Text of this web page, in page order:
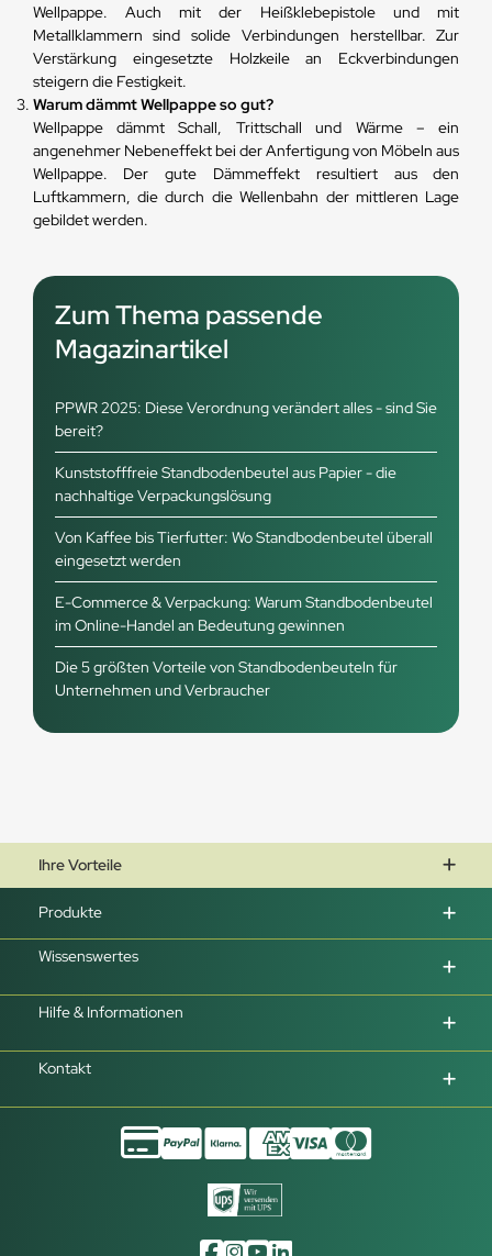
Wellpappe. Auch mit der Heißklebepistole und mit
Metallklammern sind solide Verbindungen herstellbar. Zur
Verstärkung eingesetzte Holzkeile an Eckverbindungen
steigern die Festigkeit.
Warum dämmt Wellpappe so gut?
Wellpappe dämmt Schall, Trittschall und Wärme – ein
angenehmer Nebeneffekt bei der Anfertigung von Möbeln aus
Wellpappe. Der gute Dämmeffekt resultiert aus den
Luftkammern, die durch die Wellenbahn der mittleren Lage
gebildet werden.
Zum Thema passende
Magazinartikel
PPWR 2025: Diese Verordnung verändert alles - sind Sie
bereit?
Kunststofffreie Standbodenbeutel aus Papier - die
nachhaltige Verpackungslösung
Von Kaffee bis Tierfutter: Wo Standbodenbeutel überall
eingesetzt werden
E-Commerce & Verpackung: Warum Standbodenbeutel
im Online-Handel an Bedeutung gewinnen
Die 5 größten Vorteile von Standbodenbeuteln für
Unternehmen und Verbraucher
Ihre Vorteile
Produkte
Wissenswertes
Hilfe & Informationen
Kontakt